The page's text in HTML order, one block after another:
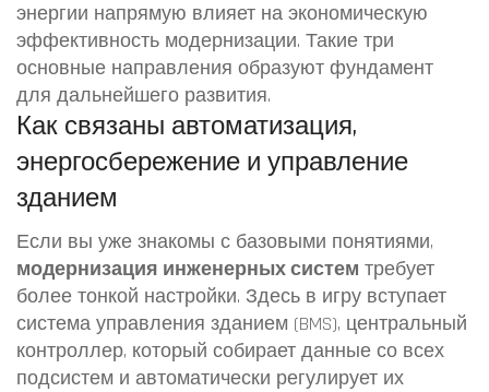
энергии напрямую влияет на экономическую
эффективность модернизации. Такие три
основные направления образуют фундамент
для дальнейшего развития.
Как связаны автоматизация,
энергосбережение и управление
зданием
Если вы уже знакомы с базовыми понятиями,
модернизация инженерных систем требует
более тонкой настройки. Здесь в игру вступает
система управления зданием (BMS), центральный
контроллер, который собирает данные со всех
подсистем и автоматически регулирует их